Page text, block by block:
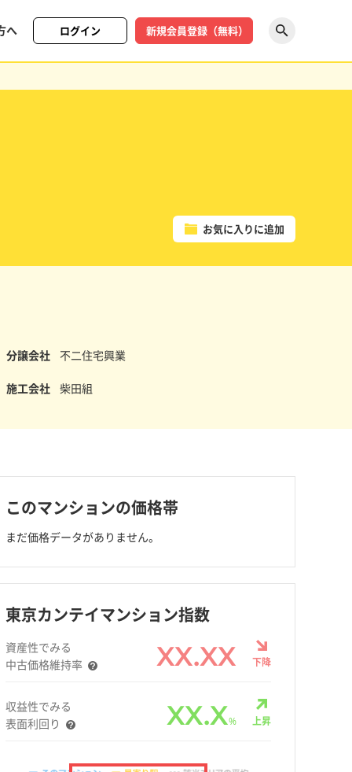
へ ログイン 新規会員登録（無料）
お気に入りに追加
分譲会社 不二住宅興業
施工会社 柴田組
このマンションの価格帯
まだ価格データがありません。
東京カンテイマンション指数
資産性でみる
中古価格維持率
XX.XX 下降
収益性でみる
表面利回り
XX.X% 上昇